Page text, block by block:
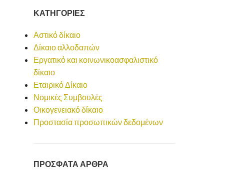
ΚΑΤΗΓΟΡΙΕΣ
Αστικό δίκαιο
Δίκαιο αλλοδαπών
Εργατικό και κοινωνικοασφαλιστικό
δίκαιο
Εταιρικό Δίκαιο
Νομικές Συμβουλές
Οικογενειακό δίκαιο
Προστασία προσωπικών δεδομένων
ΠΡΟΣΦΑΤΑ ΑΡΘΡΑ